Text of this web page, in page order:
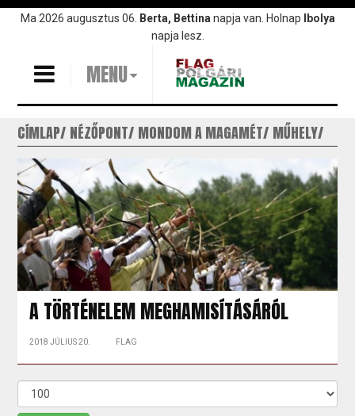
UgrásMa 2026 augusztus 06. Berta, Bettina napja van. Holnap
Ibolya
napja lesz.
MENU
CÍMLAP NÉZŐPONT MONDOM A MAGAMÉT MŰHELY
A TÖRTÉNELEM MEGHAMISÍTÁSÁRÓL
2018 JÚLIUS 20. FLAG